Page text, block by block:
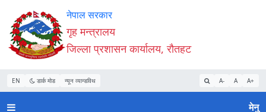
Accessibility
Mode
सुरु
गर्नुहोस्
सामाग्री
पढ्नुहाेस्
नेभिगेसन
पढ्नुहाेस्
वेबसाइट
खोजमा
जानुहोस्
नेपाल सरकार
गृह मन्त्रालय
जिल्ला प्रशासन कार्यालय, रौतहट
EN डार्क मोड न्यून व्यान्डविथ A- A A+
मेनु